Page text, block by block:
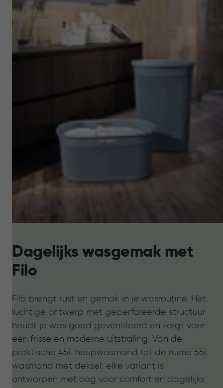
Dagelijks wasgemak met
Filo
Filo brengt rust en gemak in je wasroutine. Het
luchtige ontwerp met geperforeerde structuur
houdt je was goed geventileerd en zorgt voor
een frisse en moderne uitstraling. Van de
praktische 45L heupwasmand tot de ruime 55L
wasmand met deksel: elke variant is
ontworpen met oog voor comfort en dagelijks